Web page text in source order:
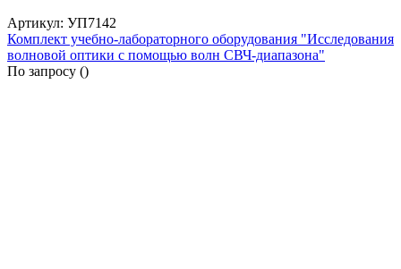
Артикул: УП7142
Комплект учебно-лабораторного оборудования "Исследования
волновой оптики с помощью волн СВЧ-диапазона"
По запросу ()